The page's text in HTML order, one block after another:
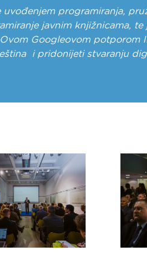
programiranja,
javnim knjižnicama, te
Googleovom potporom
i pridonijeti stvaranju